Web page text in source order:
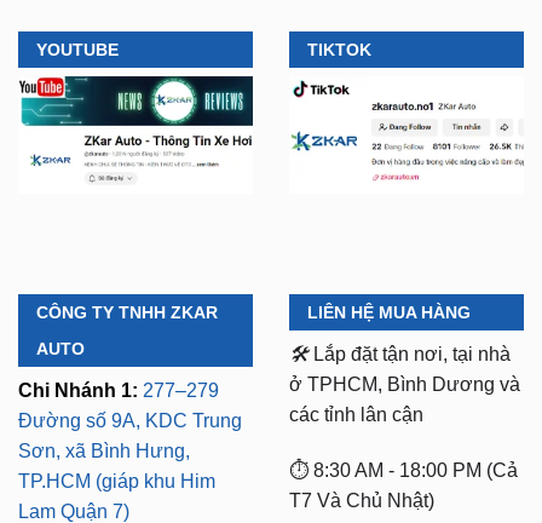
YOUTUBE TIKTOK
CÔNG TY TNHH ZKAR
AUTO
Chi Nhánh 1: 277–279
Đường số 9A, KDC Trung
Sơn, xã Bình Hưng,
TP.HCM (giáp khu Him
Lam Quận 7)
LIÊN HỆ MUA HÀNG
🛠️ Lắp đặt tận nơi, tại nhà
ở TPHCM, Bình Dương và
các tỉnh lân cận
⏱️ 8:30 AM - 18:00 PM (Cả
T7 Và Chủ Nhật)